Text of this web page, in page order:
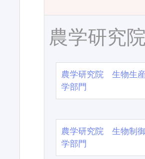
農学研究院
農学研究院 生物生
学部門
農学研究院 生物制
学部門